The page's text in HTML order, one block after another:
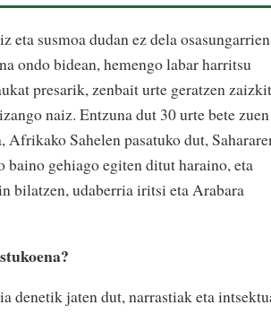
susmoa dudan ez dela
ondo bidean, hemengo labar harritsu
presarik, zenbait urte geratzen zaizkit
naiz. Entzuna dut 30 urte bete zuen
Afrikako Sahelen pasatuko dut,
gehiago egiten ditut haraino, eta
bilatzen, udaberria iritsi eta Arabara
denetik jaten dut, narrastiak eta